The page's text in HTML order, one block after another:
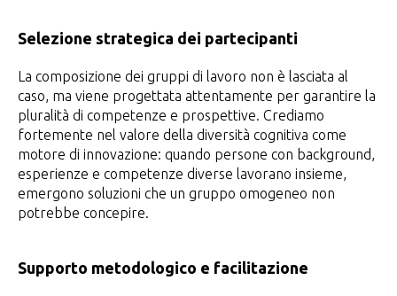
Selezione strategica dei partecipanti
La composizione dei gruppi di lavoro non è lasciata al
caso, ma viene progettata attentamente per garantire la
pluralità di competenze e prospettive. Crediamo
fortemente nel valore della diversità cognitiva come
motore di innovazione: quando persone con background,
esperienze e competenze diverse lavorano insieme,
emergono soluzioni che un gruppo omogeneo non
potrebbe concepire.
Supporto metodologico e facilitazione